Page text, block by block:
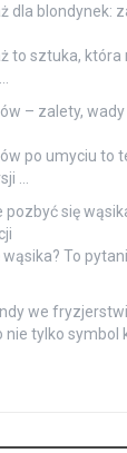
dla blondynek:
to sztuka, która
– zalety,
po umyciu to
…
pozbyć się
To
we
nie tylko symbol